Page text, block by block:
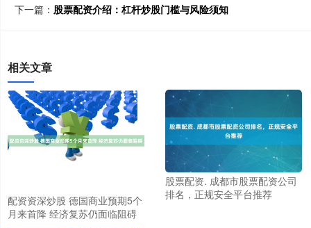
下一篇： 股票配资介绍：杠杆炒股门槛与风险须知
相关文章
配资资深炒股 德国商业预期5个
月来首降 经济复苏仍面临阻碍
股票配资. 成都市股票配资公司
排名，正规安全平台推荐